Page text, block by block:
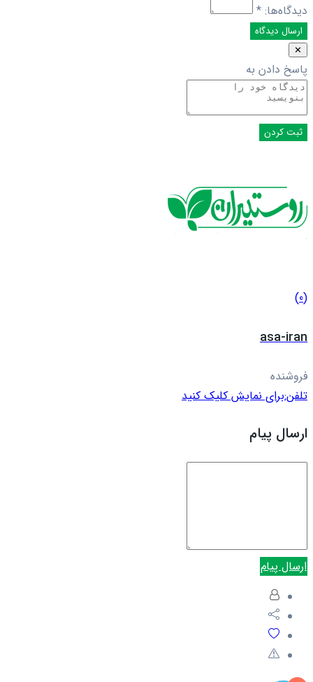
دیدگاه‌ها: *
✕
پاسخ دادن به
(0)
asa-iran
فروشنده
تلفن:برای نمایش کلیک کنید
ارسال پیام
ارسال پیام